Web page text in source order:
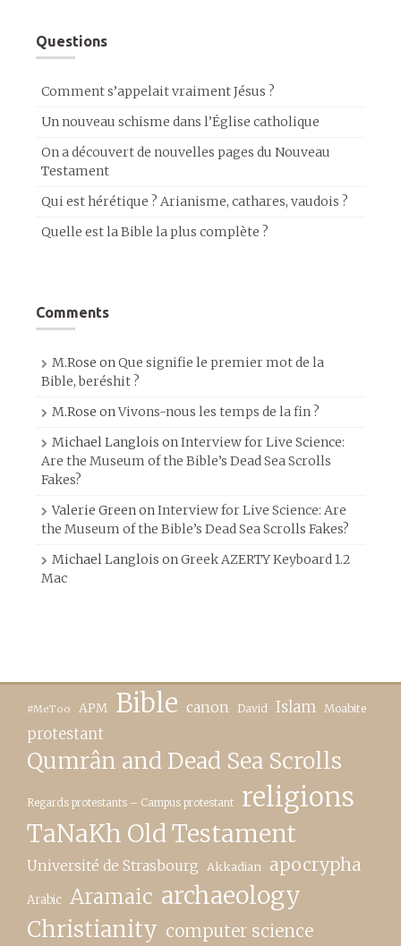
Questions
Comment s’appelait vraiment Jésus ?
Un nouveau schisme dans l’Église catholique
On a découvert de nouvelles pages du Nouveau
Testament
Qui est hérétique ? Arianisme, cathares, vaudois ?
Quelle est la Bible la plus complète ?
Comments
M.Rose onQue signifie le premier mot de la
Bible, beréshit ?
M.Rose onVivons-nous les temps de la fin ?
Michael Langlois onInterview for Live Science:
Are the Museum of the Bible’s Dead Sea Scrolls
Fakes?
Valerie GreenonInterview for Live Science: Are
the Museum of the Bible’s Dead Sea Scrolls Fakes?
Michael Langlois onGreek AZERTY Keyboard 1.2
Mac
#MeToo APM Bible canon David Islam Moabite
protestant
Qumrân and Dead Sea Scrolls
Regards protestants – Campus protestant religions
TaNaKh Old Testament
Université de Strasbourg Akkadian apocrypha
Arabic Aramaic archaeology
Christianity computer science